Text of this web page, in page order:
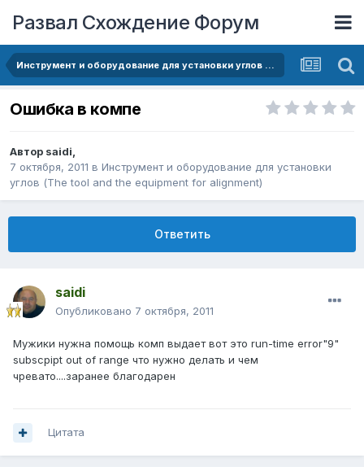
Развал Схождение Форум
Инструмент и оборудование для установки углов (The tool and the equipment for alignment)
Ошибка в компе
Автор saidi,
7 октября, 2011 в Инструмент и оборудование для установки
углов (The tool and the equipment for alignment)
Ответить
saidi
Опубликовано 7 октября, 2011
Мужики нужна помощь комп выдает вот это run-time error"9"
subscpipt out of range что нужно делать и чем
чревато....заранее благодарен
Цитата